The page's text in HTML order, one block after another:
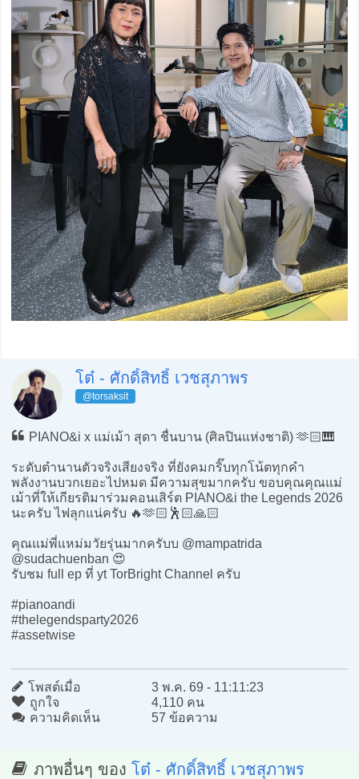
โต๋ - ศักดิ์สิทธิ์ เวชสุภาพร
@torsaksit
PIANO&i x แม่เม้า สุดา ชื่นบาน (ศิลปินแห่งชาติ) 🫶🏻🎹
ระดับตำนานตัวจริงเสียงจริง ที่ยังคมกริ๊บทุกโน้ตทุกคำ
พลังงานบวกเยอะไปหมด มีความสุขมากครับ ขอบคุณคุณแม่
เม้าที่ให้เกียรติมาร่วมคอนเสิร์ต PIANO&i the Legends 2026
นะครับ ไฟลุกแน่ครับ 🔥🫶🏻🕺🏻🙏🏻
คุณแม่พี่แหม่มวัยรุ่นมากครับบ @mampatrida
@sudachuenban 😍
รับชม full ep ที่ yt TorBright Channel ครับ
#pianoandi
#thelegendsparty2026
#assetwise
โพสต์เมื่อ
3 พ.ค. 69 - 11:11:23
ถูกใจ
4,110 คน
ความคิดเห็น
57 ข้อความ
ภาพอื่นๆ ของ โต๋ - ศักดิ์สิทธิ์ เวชสุภาพร